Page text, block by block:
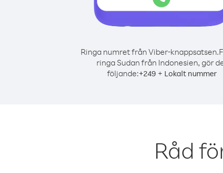
Ringa numret från Viber-knappsatsen.
ringa Sudan från Indonesien, gör
följande:+249 + Lokalt nummer
Råd